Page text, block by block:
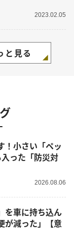
2023.02.05
と見る
！小さい「ペッ
った「防災対
2026.08.06
を車に持ち込ん
が減った」【意